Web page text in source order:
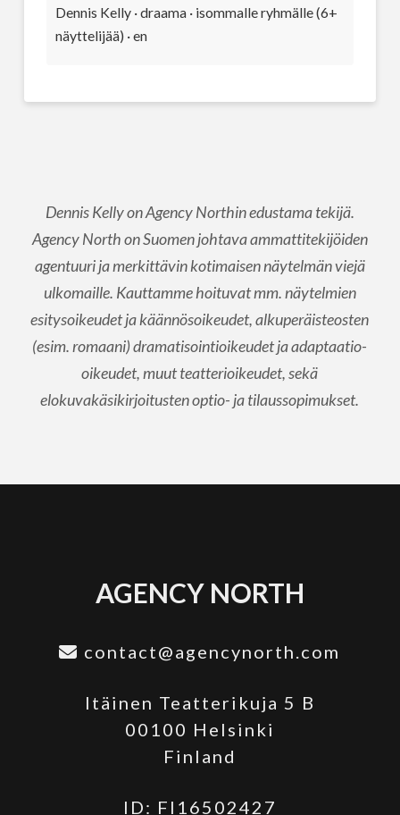
Dennis Kelly · draama · isommalle ryhmälle (6+
näyttelijää) · en
Dennis Kelly on Agency Northin edustama tekijä.
Agency North on Suomen johtava ammattitekijöiden
agentuuri ja merkittävin kotimaisen näytelmän viejä
ulkomaille. Kauttamme hoituvat mm. näytelmien
esitysoikeudet ja käännösoikeudet, alkuperäisteosten
(esim. romaani) dramatisointioikeudet ja adaptaatio-
oikeudet, muut teatterioikeudet, sekä
elokuvakäsikirjoitusten optio- ja tilaussopimukset.
AGENCY NORTH
contact@agencynorth.com
Itäinen Teatterikuja 5 B
00100 Helsinki
Finland
ID: FI16502427